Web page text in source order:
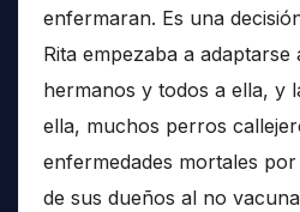
enfermaran. Es una
Rita empezaba a adaptarse
hermanos y todos a ella, y
ella, muchos perros
enfermedades mortales
de sus dueños al no